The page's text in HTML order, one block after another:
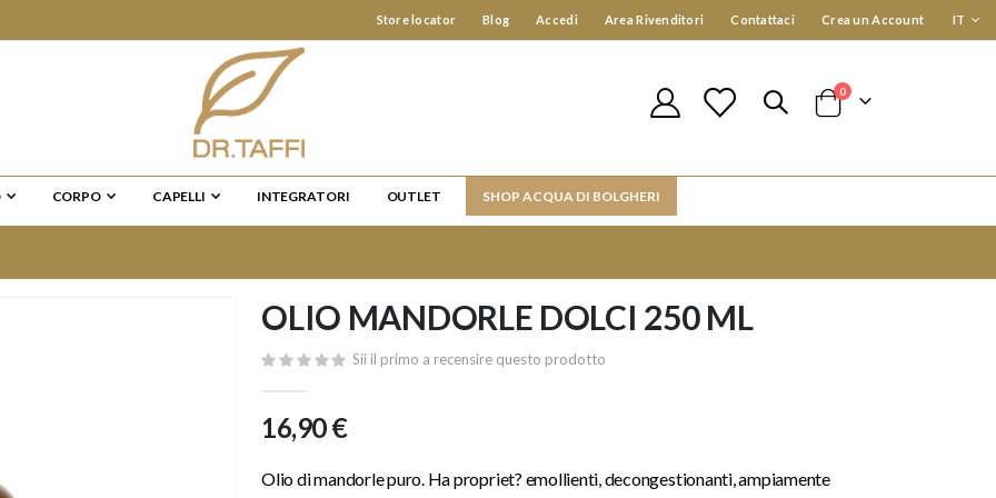
Store locator Blog Accedi Area Rivenditori Contattaci Crea un Account Lingua
IT
Cart
0elementi
CORPO CAPELLI INTEGRATORI OUTLET SHOP ACQUA DI BOLGHERI
OLIO MANDORLE DOLCI 250 ML
Sii il primo a recensire questo prodotto
16,90 €
Olio di mandorle puro. Ha propriet? emollienti, decongestionanti, ampiamente